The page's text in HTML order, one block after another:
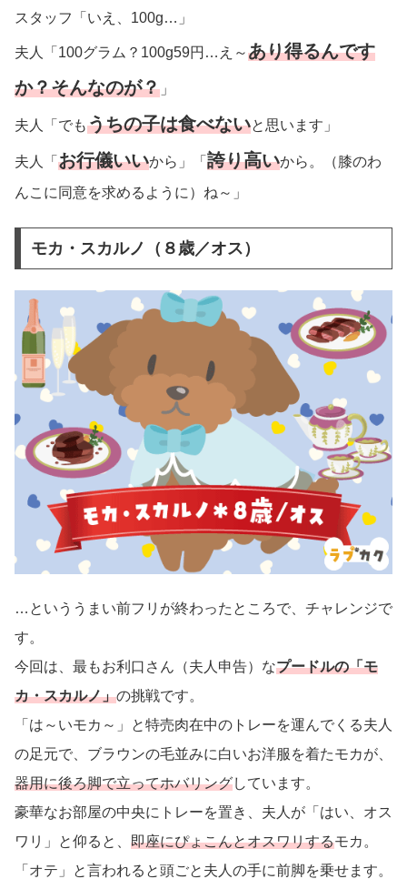
スタッフ「いえ、100g…」
夫人「100グラム？100g59円…え～あり得るんです
か？そんなのが？ 」
夫人「でもうちの子は食べないと思います」
夫人「 お行儀いいから」「 誇り高いから。（膝のわ
んこに同意を求めるように）ね～」
モカ・スカルノ（８歳／オス）
…といううまい前フリが終わったところで、チャレンジで
す。
今回は、最もお利口さん（夫人申告）なプードルの「モ
カ・スカルノ」の挑戦です。
「は～いモカ～」と特売肉在中のトレーを運んでくる夫人
の足元で、ブラウンの毛並みに白いお洋服を着たモカが、
器用に後ろ脚で立ってホバリングしています。
豪華なお部屋の中央にトレーを置き、夫人が「はい、オス
ワリ」と仰ると、 即座にぴょこんとオスワリするモカ。
「オテ」と言われると頭ごと夫人の手に前脚を乗せます。